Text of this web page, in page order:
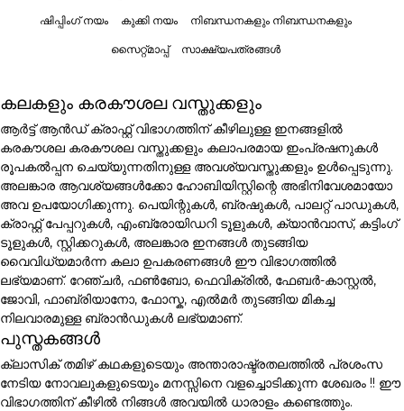
ഷിപ്പിംഗ് നയം കുക്കി നയം നിബന്ധനകളും നിബന്ധനകളും
സൈറ്റ്മാപ്പ് സാക്ഷ്യപത്രങ്ങൾ
കലകളും കരകൗശല വസ്തുക്കളും
ആർട്ട് ആൻഡ് ക്രാഫ്റ്റ് വിഭാഗത്തിന് കീഴിലുള്ള ഇനങ്ങളിൽ
കരകൗശല കരകൗശല വസ്തുക്കളും കലാപരമായ ഇംപ്രഷനുകൾ
രൂപകൽപ്പന ചെയ്യുന്നതിനുള്ള അവശ്യവസ്തുക്കളും ഉൾപ്പെടുന്നു.
അലങ്കാര ആവശ്യങ്ങൾക്കോ ഹോബിയിസ്റ്റിന്റെ അഭിനിവേശമായോ
അവ ഉപയോഗിക്കുന്നു. പെയിന്റുകൾ, ബ്രഷുകൾ, പാലറ്റ് പാഡുകൾ,
ക്രാഫ്റ്റ് പേപ്പറുകൾ, എംബ്രോയിഡറി ടൂളുകൾ, ക്യാൻവാസ്, കട്ടിംഗ്
ടൂളുകൾ, സ്റ്റിക്കറുകൾ, അലങ്കാര ഇനങ്ങൾ തുടങ്ങിയ
വൈവിധ്യമാർന്ന കലാ ഉപകരണങ്ങൾ ഈ വിഭാഗത്തിൽ
ലഭ്യമാണ്. റേഞ്ചർ, ഫൺബോ, ഫെവിക്രിൽ, ഫേബർ-കാസ്റ്റൽ,
ജോവി, ഫാബ്രിയാനോ, ഫോസ്ക, എൽമർ തുടങ്ങിയ മികച്ച
നിലവാരമുള്ള ബ്രാൻഡുകൾ ലഭ്യമാണ്.
പുസ്തകങ്ങൾ
ക്ലാസിക് തമിഴ് കഥകളുടെയും അന്താരാഷ്ട്രതലത്തിൽ പ്രശംസ
നേടിയ നോവലുകളുടെയും മനസ്സിനെ വളച്ചൊടിക്കുന്ന ശേഖരം !! ഈ
വിഭാഗത്തിന് കീഴിൽ നിങ്ങൾ അവയിൽ ധാരാളം കണ്ടെത്തും.